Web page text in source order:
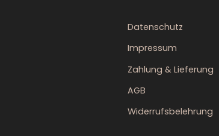
Datenschutz
Impressum
Zahlung & Lieferung
AGB
Widerrufsbelehrung